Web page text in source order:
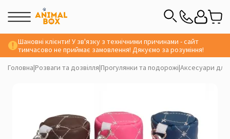
Шановні клієнти! У зв'язку з технічними причинами - сайт
тимчасово не приймає замовлення! Дякуємо за розуміння!
Головна|Розваги та дозвілля|Прогулянки та подорожі|Аксесуари для